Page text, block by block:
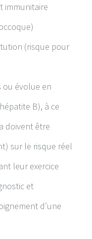
immunitaire
(risque pour
ou évolue en
B), à ce
doivent être
sur le risque réel
leur exercice
et
d’une